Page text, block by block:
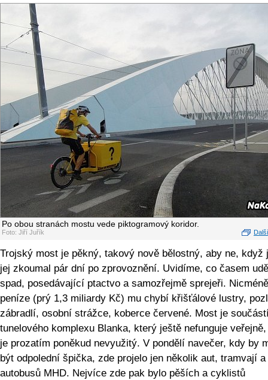
Po obou stranách mostu vede piktogramový koridor.
Foto: Jiří Juřík
Trojský most je pěkný, takový nově bělostný, aby ne, když
jej zkoumal pár dní po zprovoznění. Uvidíme, co časem
spad, posedávající ptactvo a samozřejmě sprejeři.
peníze (prý 1,3 miliardy Kč) mu chybí křišťálové lustry,
zábradlí, osobní strážce, koberce červené. Most je
tunelového komplexu Blanka, který ještě nefunguje
je prozatím poněkud nevyužitý. V pondělí navečer, kdy by
být odpolední špička, zde projelo jen několik aut, tramvají a
autobusů MHD. Nejvíce zde pak bylo pěších a cyklistů